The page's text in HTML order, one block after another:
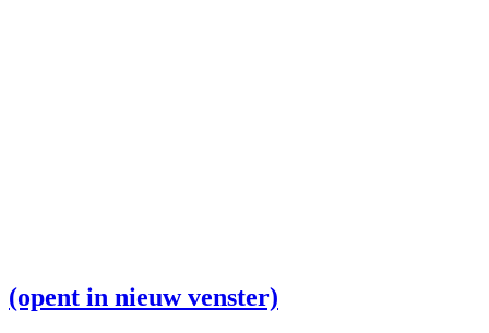
(opent in nieuw venster)